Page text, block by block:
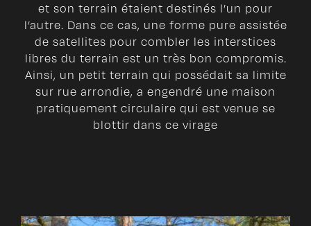
et son terrain étaient destinés l’un pour
l’autre. Dans ce cas, une forme pure assistée
de satellites pour combler les interstices
libres du terrain est un très bon compromis.
Ainsi, un petit terrain qui possédait sa limite
sur rue arrondie, a engendré une maison
pratiquement circulaire qui est venue se
blottir dans ce virage